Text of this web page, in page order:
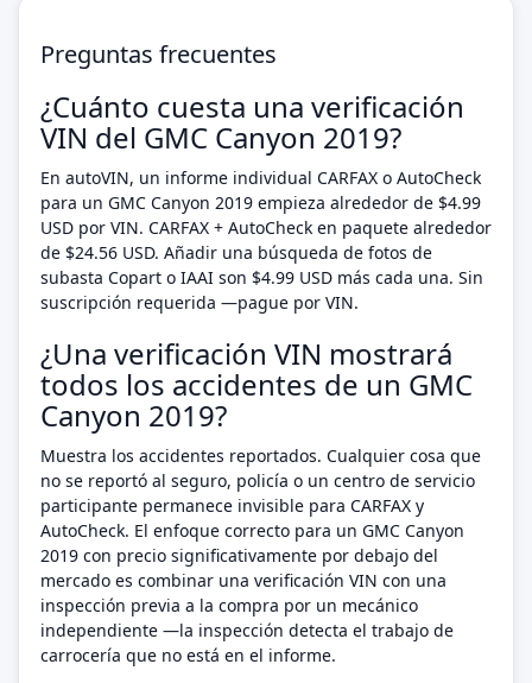
Preguntas frecuentes
¿Cuánto cuesta una verificación
VIN del GMC Canyon 2019?
En autoVIN, un informe individual CARFAX o AutoCheck
para un GMC Canyon 2019 empieza alrededor de $4.99
USD por VIN. CARFAX + AutoCheck en paquete alrededor
de $24.56 USD. Añadir una búsqueda de fotos de
subasta Copart o IAAI son $4.99 USD más cada una. Sin
suscripción requerida —pague por VIN.
¿Una verificación VIN mostrará
todos los accidentes de un GMC
Canyon 2019?
Muestra los accidentes reportados. Cualquier cosa que
no se reportó al seguro, policía o un centro de servicio
participante permanece invisible para CARFAX y
AutoCheck. El enfoque correcto para un GMC Canyon
2019 con precio significativamente por debajo del
mercado es combinar una verificación VIN con una
inspección previa a la compra por un mecánico
independiente —la inspección detecta el trabajo de
carrocería que no está en el informe.